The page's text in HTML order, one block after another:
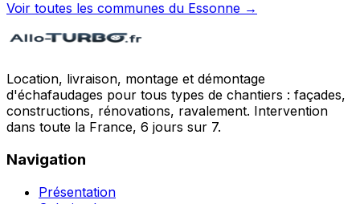
Voir toutes les communes du Essonne →
Location, livraison, montage et démontage
d'échafaudages pour tous types de chantiers : façades,
constructions, rénovations, ravalement. Intervention
dans toute la France, 6 jours sur 7.
Navigation
Présentation